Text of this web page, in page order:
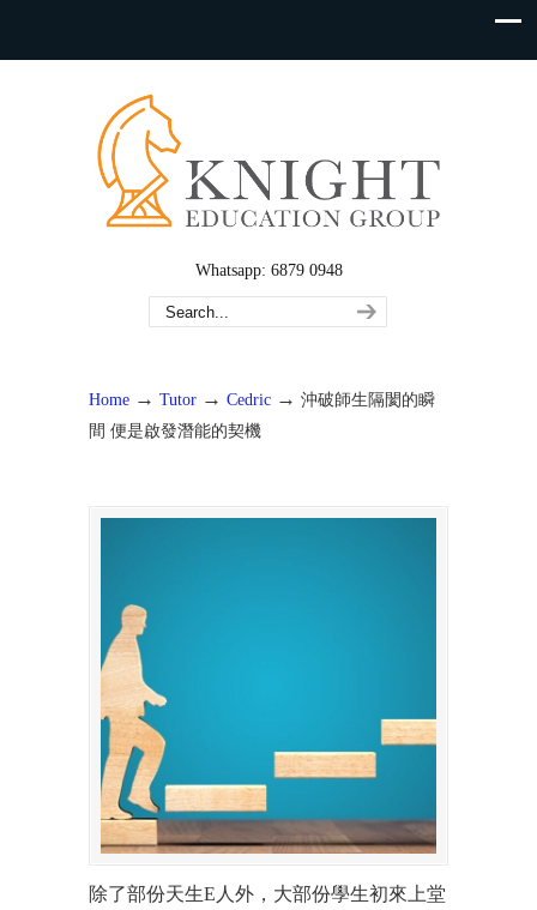
Whatsapp: 6879 0948
Home → Tutor → Cedric → 沖破師生隔閡的瞬
間 便是啟發潛能的契機
除了部份天生E人外，大部份學生初來上堂